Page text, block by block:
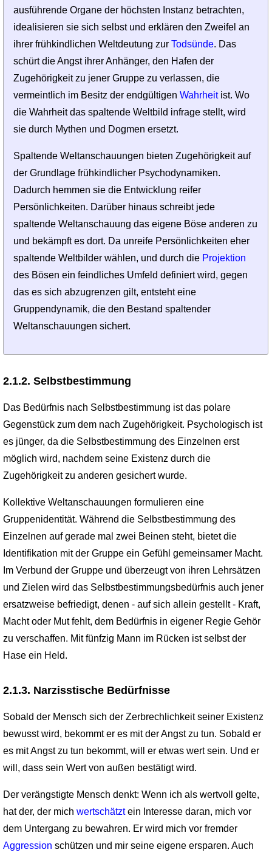
ausführende Organe der höchsten Instanz betrachten,
idealisieren sie sich selbst und erklären den Zweifel an
ihrer frühkindlichen Weltdeutung zur Todsünde. Das
schürt die Angst ihrer Anhänger, den Hafen der
Zugehörigkeit zu jener Gruppe zu verlassen, die
vermeintlich im Besitz der endgültigen Wahrheitist. Wo
die Wahrheit das spaltende Weltbild infrage stellt, wird
sie durch Mythen und Dogmen ersetzt.
Spaltende Weltanschauungen bieten Zugehörigkeit auf
der Grundlage frühkindlicher Psychodynamiken.
Dadurch hemmen sie die Entwicklung reifer
Persönlichkeiten. Darüber hinaus schreibt jede
spaltende Weltanschauung das eigene Böse anderen zu
und bekämpft es dort. Da unreife Persönlichkeiten eher
spaltende Weltbilder wählen, und durch die Projektion
des Bösen ein feindliches Umfeld definiert wird, gegen
das es sich abzugrenzen gilt, entsteht eine
Gruppendynamik, die den Bestand spaltender
Weltanschauungen sichert.
2.1.2. Selbstbestimmung
Das Bedürfnis nach Selbstbestimmung ist das polare
Gegenstück zum dem nach Zuge­hörigkeit. Psychologisch ist
es jünger, da die Selbstbestimmung des Einzelnen erst
möglich wird, nachdem seine Existenz durch die
Zugehörigkeit zu anderen gesichert wurde.
Kollektive Weltanschauungen formulieren eine
Gruppenidentität. Während die Selbst­bestimmung des
Einzelnen auf gerade mal zwei Beinen steht, bietet die
Identifikation mit der Gruppe ein Gefühl gemeinsamer Macht.
Im Verbund der Gruppe und überzeugt von ihren Lehrsätzen
und Zielen wird das Selbstbestimmungsbedürfnis auch jener
ersatzweise befriedigt, denen - auf sich allein gestellt - Kraft,
Macht oder Mut fehlt, dem Bedürfnis in eigener Regie Gehör
zu verschaffen. Mit fünfzig Mann im Rücken ist selbst der
Hase ein Held.
2.1.3. Narzisstische Bedürfnisse
Sobald der Mensch sich der Zerbrechlichkeit seiner Existenz
bewusst wird, bekommt er es mit der Angst zu tun. Sobald er
es mit Angst zu tun bekommt, will er etwas wert sein. Und er
will, dass sein Wert von außen bestätigt wird.
Der verängstigte Mensch denkt: Wenn ich als wertvoll gelte,
hat der, der mich wertschätztein Interesse daran, mich vor
dem Untergang zu bewahren. Er wird mich vor fremder
Aggression schützen und mir seine eigene ersparen. Auch